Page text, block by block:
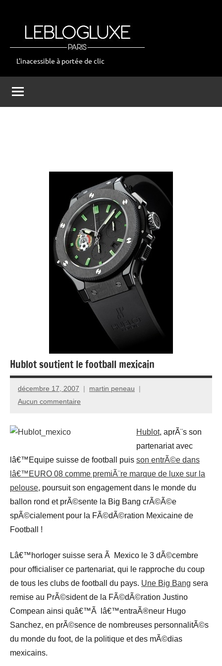
leblogluxe
L'inacessible à portée de clic
Hublot soutient le football mexicain
décembre 17, 2007
martin peneau
Aucun commentaire
Hublot, aprÃ¨s son
partenariat avec
lâ€™Equipe suisse de football puis son entrÃ©e dans
lâ€™EURO 08 comme premiÃ¨re marque de luxe sur la
pelouse, poursuit son engagement dans le monde du
ballon rond et prÃ©sente la Big Bang crÃ©Ã©e
spÃ©cialement pour la FÃ©dÃ©ration Mexicaine de
Football !
Lâ€™horloger suisse sera Ã Mexico le 3 dÃ©cembre
pour officialiser ce partenariat, qui le rapproche du coup
de tous les clubs de football du pays. Une Big Bang sera
remise au PrÃ©sident de la FÃ©dÃ©ration Justino
Compean ainsi quâ€™Ã lâ€™entraÃ®neur Hugo
Sanchez, en prÃ©sence de nombreuses personnalitÃ©s
du monde du foot, de la politique et des mÃ©dias
mexicains.